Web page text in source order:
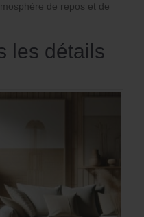
de repos et de
les détails